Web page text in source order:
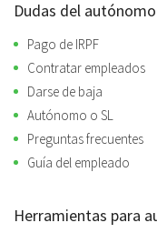
Dudas del autónomo
Pago de IRPF
Contratar empleados
Darse de baja
Autónomo o SL
Preguntas frecuentes
Guía del empleado
Herramientas para